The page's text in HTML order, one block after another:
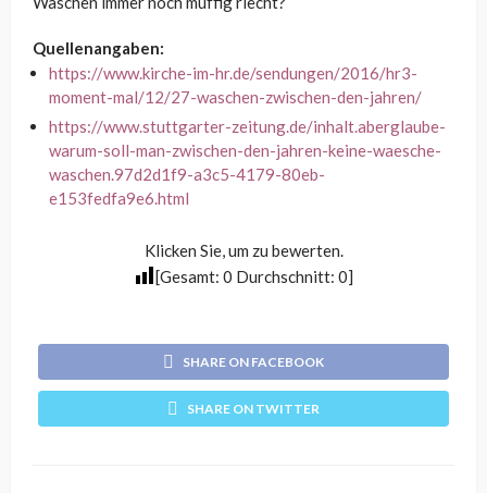
Quellenangaben:
https://www.kirche-im-hr.de/sendungen/2016/hr3-
moment-mal/12/27-waschen-zwischen-den-jahren/
https://www.stuttgarter-zeitung.de/inhalt.aberglaube-
warum-soll-man-zwischen-den-jahren-keine-waesche-
waschen.97d2d1f9-a3c5-4179-80eb-
e153fedfa9e6.html
Klicken Sie, um zu bewerten.
[Gesamt: 0 Durchschnitt: 0]
SHARE ON FACEBOOK
SHARE ON TWITTER